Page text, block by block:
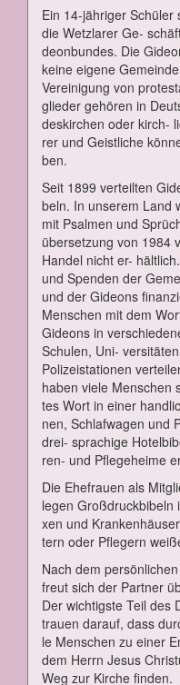
Ein 14-jäh­ri­ger Schü­ler
die Wetz­la­rer Ge-
de­on­bun­des. Die
kei­ne ei­ge­ne
Ver­ei­ni­gung von
glie­der ge­hö­ren in
des­kir­chen oder kirch-
rer und Geist­li­che
ben.
Seit 1899 ver­teil­ten
beln. In un­se­rem Land
mit Psal­men und
über­set­zung von 1984
Han­del nicht er-
und Spen­den der
und der Gi­de­ons
Men­schen mit dem
Gi­de­ons in
Schu­len, Uni-
Po­li­zei­sta­tio­nen
ha­ben vie­le
tes Wort in ei­ner
nen, Schlaf­wa­gen und
drei- spra­chi­ge
ren- und Pfle­ge­hei­me
Die Ehe­frau­en als
le­gen
xen und
tern oder Pfle­gern
Nach dem
freut sich der Part­ner
Der wich­tigs­te Teil des
trau­en dar­auf, dass
le Men­schen zu ei­ner
dem Herrn Je­sus
Weg zur Kir­che fin­den.